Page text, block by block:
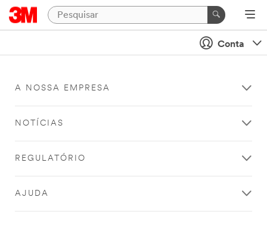
Conta
A NOSSA EMPRESA
NOTÍCIAS
REGULATÓRIO
AJUDA